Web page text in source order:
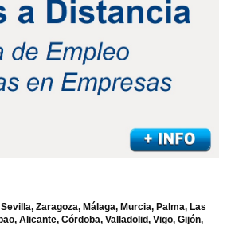
Zaragoza, Málaga, Murcia, Palma, Las
Alicante, Córdoba, Valladolid, Vigo, Gijón,